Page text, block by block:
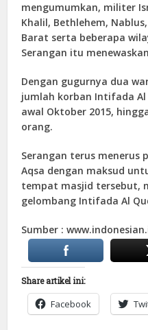
mengumumkan, militer
Khalil, Bethlehem,
Barat serta beberapa
Serangan itu
Dengan gugurnya dua
jumlah korban Intifada Al
awal Oktober 2015,
orang.
Serangan terus menerus
Aqsa dengan maksud
tempat masjid tersebut,
gelombang Intifada Al
Sumber :
Share artikel ini:
Facebook